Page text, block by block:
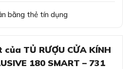
bằng thẻ tín dụng
TỦ RƯỢU CỬA KÍNH
180 SMART – 731